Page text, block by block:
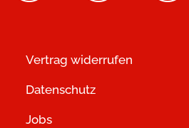
Vertrag widerrufen
Datenschutz
Jobs